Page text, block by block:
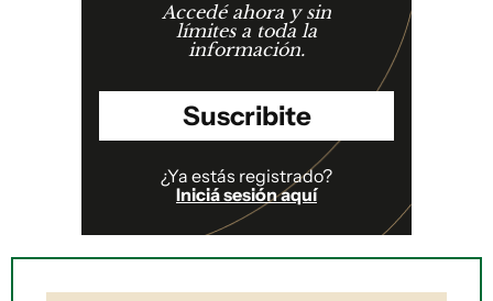
Accedé ahora y sin
límites a toda la
información.
Suscribite
¿Ya estás registrado?
Iniciá sesión aquí